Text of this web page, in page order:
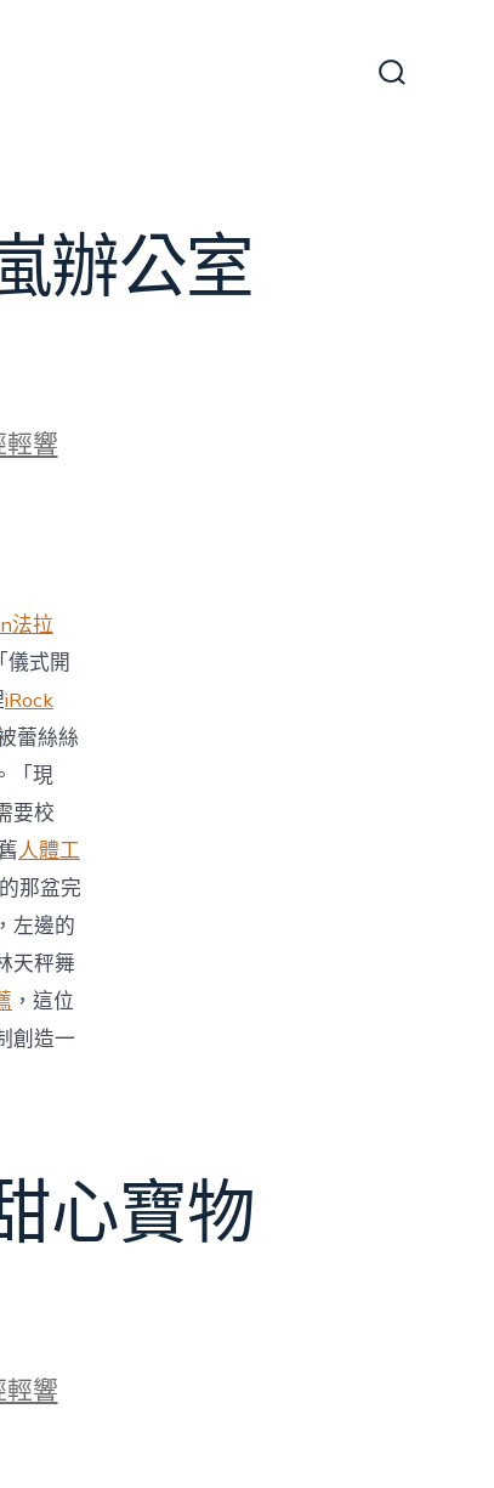
辦公室
響
法拉
儀式開
iRock
蕾絲絲
「現
要校
人體工
那盆完
，左邊的
天秤舞
，這位
創造一
心寶物
響